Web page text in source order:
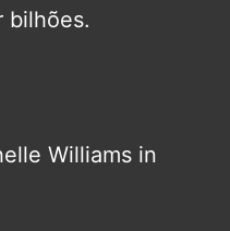
bilhões.